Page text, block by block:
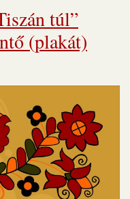
túl”
(plakát)